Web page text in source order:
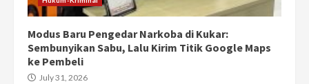
Modus Baru Pengedar Narkoba di Kukar:
Sembunyikan Sabu, Lalu Kirim Titik Google Maps
ke Pembeli
July 31, 2026